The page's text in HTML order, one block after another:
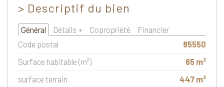
> Descriptif du bien
Général Détails + Copropriété
Financier
Code postal
85550
Surface habitable (m²)
65 m²
surface terrain
447 m²